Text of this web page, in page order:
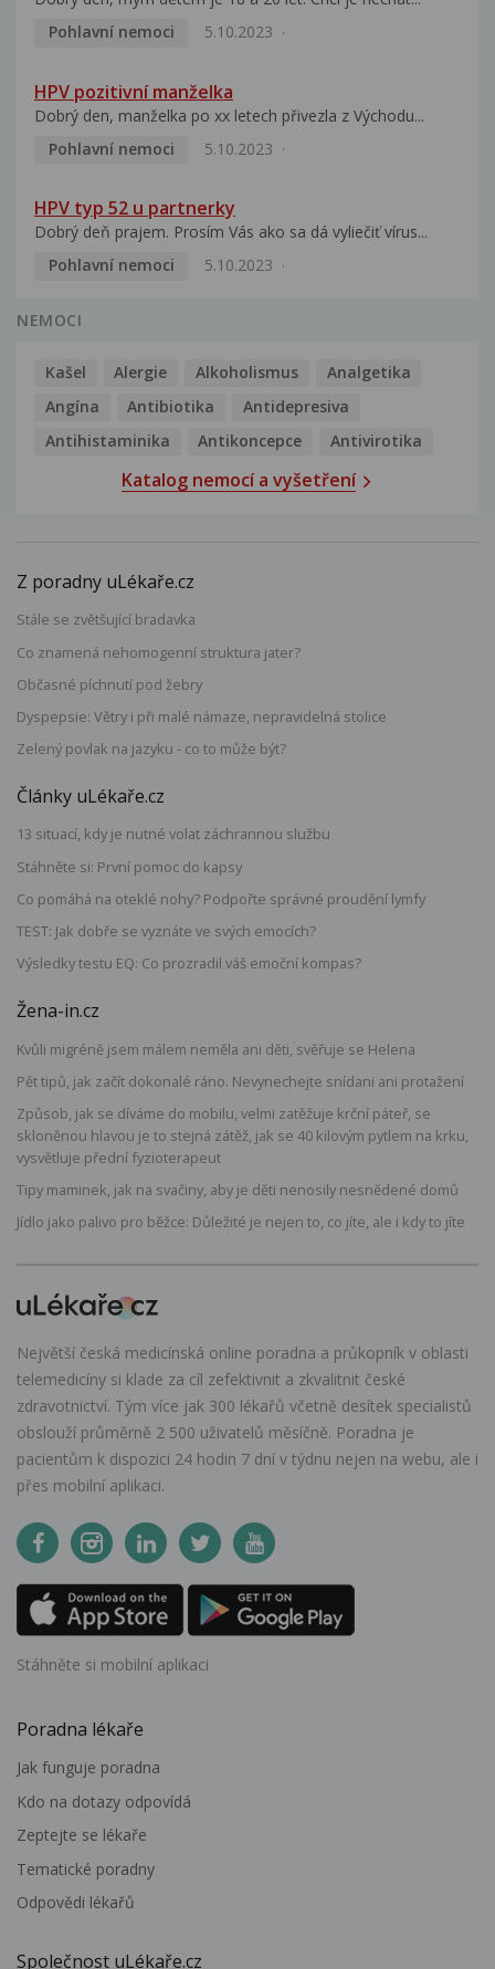
Pohlavní nemoci
5.10.2023
HPV pozitivní manželka
Dobrý den, manželka po xx letech přivezla z Východu...
Pohlavní nemoci
5.10.2023
HPV typ 52 u partnerky
Dobrý deň prajem. Prosím Vás ako sa dá vyliečiť vírus...
Pohlavní nemoci
5.10.2023
NEMOCI
Kašel Alergie Alkoholismus
Analgetika
Angína
Antibiotika
Antidepresiva
Antihistaminika
Antikoncepce Antivirotika
Katalog nemocí a vyšetření
Z poradny uLékaře.cz
Stále se zvětšující bradavka
Co znamená nehomogenní struktura jater?
Občasné píchnutí pod žebry
Dyspepsie: Větry i při malé námaze, nepravidelná stolice
Zelený povlak na jazyku - co to může být?
Články uLékaře.cz
13 situací, kdy je nutné volat záchrannou službu
Stáhněte si: První pomoc do kapsy
Co pomáhá na oteklé nohy? Podpořte správné proudění lymfy
TEST: Jak dobře se vyznáte ve svých emocích?
Výsledky testu EQ: Co prozradil váš emoční kompas?
Žena-in.cz
Kvůli migréně jsem málem neměla ani děti, svěřuje se Helena
Pět tipů, jak začít dokonalé ráno. Nevynechejte snídani ani protažení
Způsob, jak se díváme do mobilu, velmi zatěžuje krční páteř, se
skloněnou hlavou je to stejná zátěž, jak se 40 kilovým pytlem na krku,
vysvětluje přední fyzioterapeut
Tipy maminek, jak na svačiny, aby je děti nenosily nesnědené domů
Jídlo jako palivo pro běžce: Důležité je nejen to, co jíte, ale i kdy to jíte
Největší česká medicínská online poradna a průkopník v oblasti
telemedicíny si klade za cíl zefektivnit a zkvalitnit české
zdravotnictví. Tým více jak 300 lékařů včetně desítek specialistů
obslouží průměrně 2 500 uživatelů měsíčně. Poradna je
pacientům k dispozici 24 hodin 7 dní v týdnu nejen na webu, ale i
přes mobilní aplikaci.
Stáhněte si mobilní aplikaci
Poradna lékaře
Jak funguje poradna
Kdo na dotazy odpovídá
Zeptejte se lékaře
Tematické poradny
Odpovědi lékařů
Společnost uLékaře.cz